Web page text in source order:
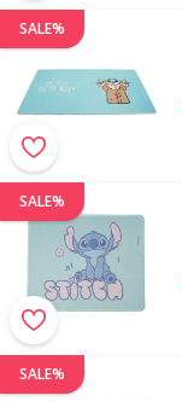
SALE%
SALE%
SALE%